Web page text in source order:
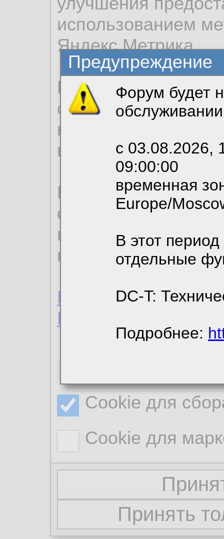
Предупреждение
Форум будет
с 03.08.2026,
09:00:00
временная
Europe/
В этот
отдельные
DC-T:
Подробнее:
использованием
Яндекс.Метрика.
Продолжая
согласие на
необходимых для
вы можете
По
ознакомиться с
пользовательским
Пользовательское
Политика
Cookie для
Cookie для